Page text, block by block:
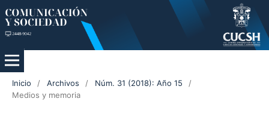
Inicio / Archivos / Núm. 31 (2018): Año 15
/
Medios y memoria